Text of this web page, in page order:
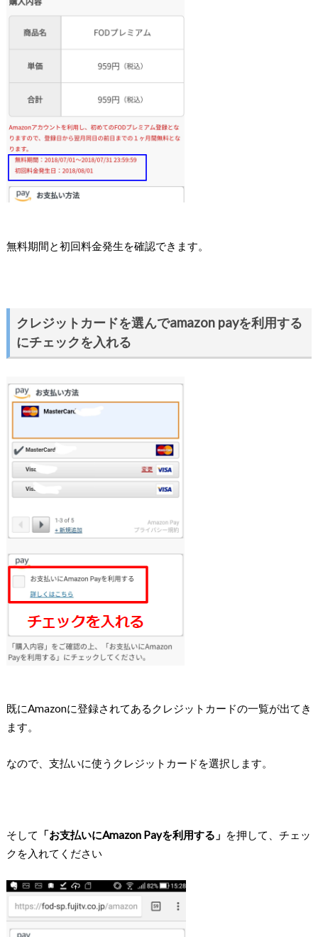
無料期間と初回料金発生を確認できます。
クレジットカードを選んでamazon payを利用する
にチェックを入れる
既にAmazonに登録されてあるクレジットカードの一覧が出てき
ます。
なので、支払いに使うクレジットカードを選択します。
そして 「お支払いにAmazon Payを利用する」 を押して、チェッ
クを入れてください